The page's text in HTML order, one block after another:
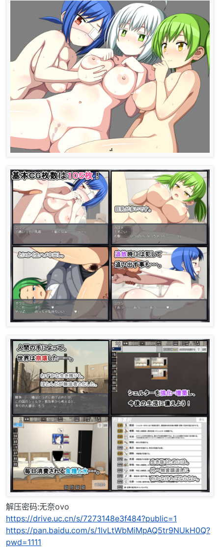
解压密码:无奈ovo
https://drive.uc.cn/s/7273148e3f484?public=1
https://pan.baidu.com/s/1lvLtWbMiMpAQ5tr9NUkH0Q?
pwd=1111